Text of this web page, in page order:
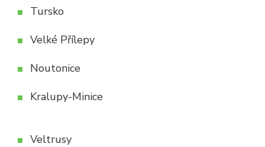
Tursko
Velké Přílepy
Noutonice
Kralupy-Minice
Veltrusy